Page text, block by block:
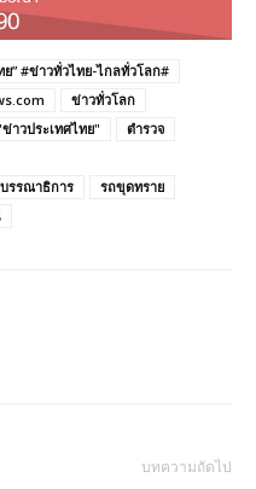
” #ข่าวทั่วไทย-ไกลทั่วโลก#
ข่าวทั่วโลก
าวประเทศไทย"
ตำรวจ
รรณาธิการ
รถขุดทราย
บทความถัดไป